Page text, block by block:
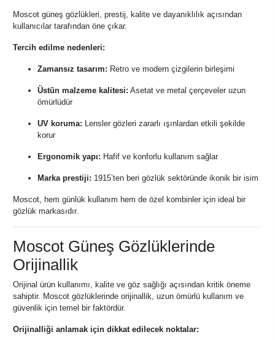
Moscot güneş gözlükleri, prestij, kalite ve dayanıklılık açısından
kullanıcılar tarafından öne çıkar.
Tercih edilme nedenleri:
Zamansız tasarım: Retro ve modern çizgilerin birleşimi
Üstün malzeme kalitesi: Asetat ve metal çerçeveler uzun
ömürlüdür
UV koruma: Lensler gözleri zararlı ışınlardan etkili şekilde
korur
Ergonomik yapı: Hafif ve konforlu kullanım sağlar
Marka prestiji: 1915’ten beri gözlük sektöründe ikonik bir isim
Moscot, hem günlük kullanım hem de özel kombinler için ideal bir
gözlük markasıdır.
Moscot Güneş Gözlüklerinde
Orijinallik
Orijinal ürün kullanımı, kalite ve göz sağlığı açısından kritik öneme
sahiptir. Moscot gözlüklerinde orijinallik, uzun ömürlü kullanım ve
güvenlik için temel bir faktördür.
Orijinalliği anlamak için dikkat edilecek noktalar: